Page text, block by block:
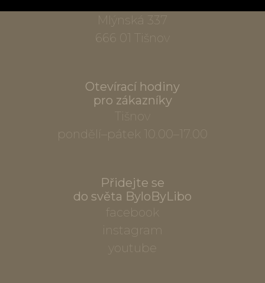
Mlýnská 337
666 01 Tišnov
Otevírací hodiny
pro zákazníky
Tišnov
pondělí–pátek 10.00–17.00
Přidejte se
do světa ByloByLibo
facebook
instagram
youtube